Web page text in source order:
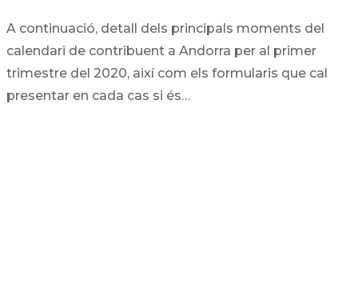
A continuació, detall dels principals moments del
calendari de contribuent a Andorra per al primer
trimestre del 2020, així com els formularis que cal
presentar en cada cas si és…